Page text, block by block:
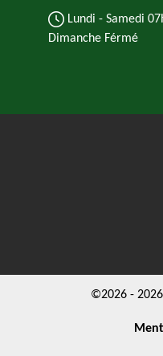
Lundi - Samedi
Dimanche Férmé
©2026 -